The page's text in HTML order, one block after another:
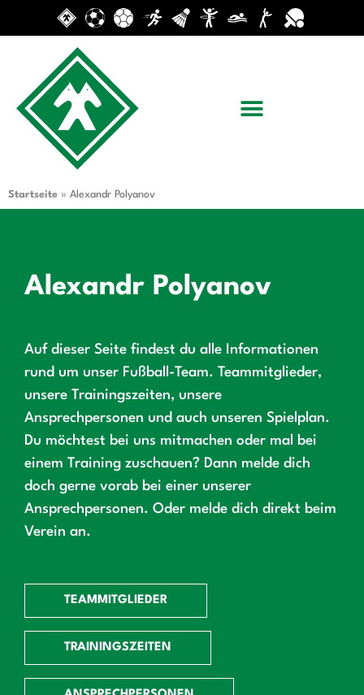
Startseite » Alexandr Polyanov
Alexandr Polyanov
Auf dieser Seite findest du alle Informationen
rund um unser Fußball-Team. Teammitglieder,
unsere Trainingszeiten, unsere
Ansprechpersonen und auch unseren Spielplan.
Du möchtest bei uns mitmachen oder mal bei
einem Training zuschauen? Dann melde dich
doch gerne vorab bei einer unserer
Ansprechpersonen. Oder melde dich direkt beim
Verein an.
TEAMMITGLIEDER
TRAININGSZEITEN